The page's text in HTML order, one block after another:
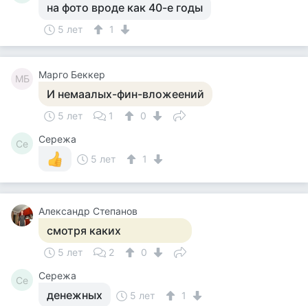
на фото вроде как 40-е годы
5 лет 1
МБ Марго Беккер
И немаалых-фин-вложеений
5 лет 1 0
Се
Сережа
5 лет
1
Александр Степанов
смотря каких
5 лет 2 0
Се Сережа
денежных 5 лет 1